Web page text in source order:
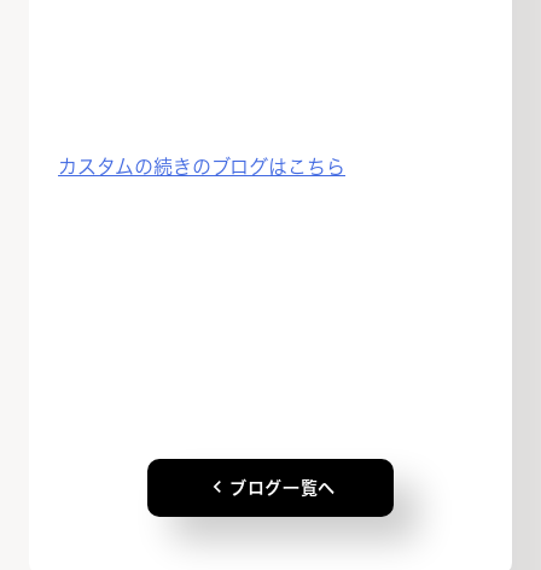
カスタムの続きのブログはこちら
keyboard_arrow_left ブログ一覧へ